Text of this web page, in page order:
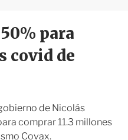
o
r
para
covid de
de Nicolás
comprar 11.3 millones
Covax.